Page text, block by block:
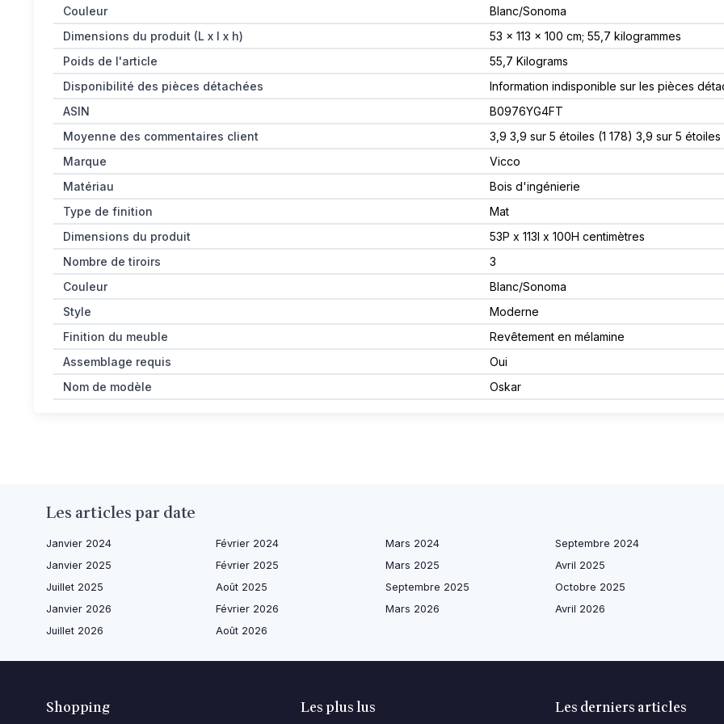
Couleur
‎Blanc/Sonoma
Dimensions du produit (L x l x h)
‎53 x 113 x 100 cm; 55,7 kilogrammes
Poids de l'article
‎55,7 Kilograms
Disponibilité des pièces détachées
‎Information indisponible sur les pièces
ASIN
B0976YG4FT
Moyenne des commentaires client
3,9 3,9 sur 5 étoiles (1 178) 3,9 sur 5 étoiles
Marque
Vicco
Matériau
Bois d'ingénierie
Type de finition
Mat
Dimensions du produit
53P x 113l x 100H centimètres
Nombre de tiroirs
3
Couleur
Blanc/Sonoma
Style
Moderne
Finition du meuble
Revêtement en mélamine
Assemblage requis
Oui
Nom de modèle
Oskar
Les articles par date
Janvier 2024 Février 2024 Mars 2024 Septembre 2024
Janvier 2025
Février 2025 Mars 2025 Avril 2025
Juillet 2025
Août 2025 Septembre 2025 Octobre 2025
Janvier 2026
Février 2026 Mars 2026 Avril 2026
Juillet 2026
Août 2026
Shopping Les plus lus Les derniers articles